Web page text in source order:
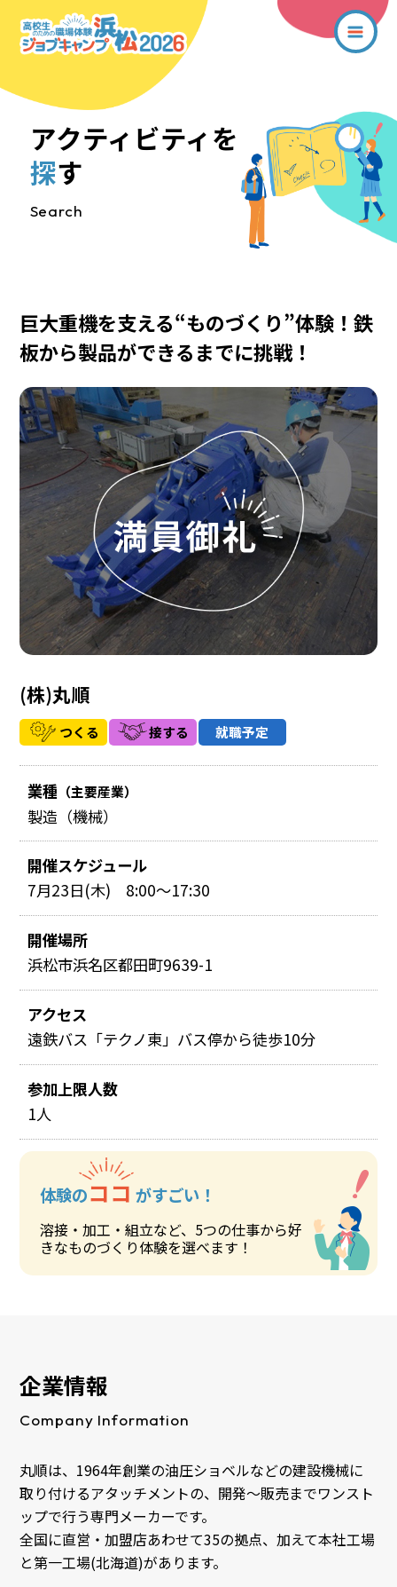
アクティビティを
探す
Search
巨大重機を支える“ものづくり”体験！鉄
板から製品ができるまでに挑戦！
(株)丸順
つくる 接する 就職予定
業種 （主要産業）
製造（機械）
開催スケジュール
7月23日(木) 8:00～17:30
開催場所
浜松市浜名区都田町9639-1
アクセス
遠鉄バス「テクノ東」バス停から徒歩10分
参加上限人数
1人
体験のココ がすごい！
溶接・加工・組立など、5つの仕事から好
きなものづくり体験を選べます！
企業情報
Company Information
丸順は、1964年創業の油圧ショベルなどの建設機械に
取り付けるアタッチメントの、開発～販売までワンスト
ップで行う専門メーカーです。
全国に直営・加盟店あわせて35の拠点、加えて本社工場
と第一工場(北海道)があります。